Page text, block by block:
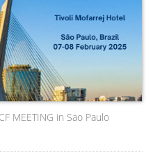
MEETING in Sao Paulo